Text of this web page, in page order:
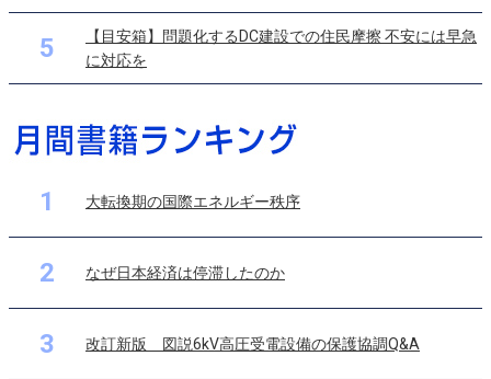
5
【目安箱】問題化するDC建設での住民摩擦 不安には早急
に対応を
1 大転換期の国際エネルギー秩序
2 なぜ日本経済は停滞したのか
3 改訂新版 図説6kV高圧受電設備の保護協調Q&A